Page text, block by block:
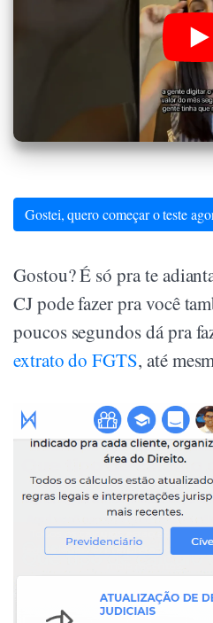
Gostei, quero começar o teste
Gostou? É só pra te
CJ pode fazer pra você
poucos segundos dá pra
extrato do FGTS, até